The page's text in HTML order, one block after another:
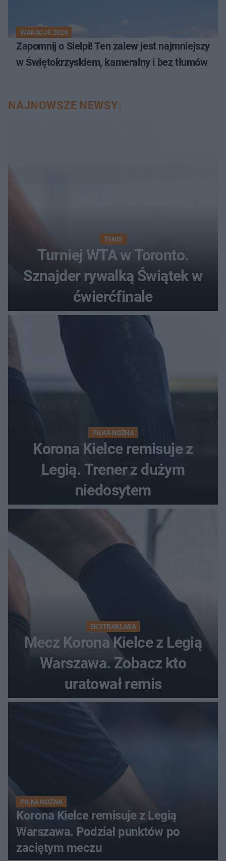
WAKACJE 2026
Zapomnij o Sielpi! Ten zalew jest najmniejszy
w Świętokrzyskiem, kameralny i bez tłumów
NAJNOWSZE NEWSY:
TENIS
Turniej WTA w Toronto.
Sznajder rywalką Świątek w
ćwierćfinale
PIŁKA NOŻNA
Korona Kielce remisuje z
Legią. Trener z dużym
niedosytem
EKSTRAKLASA
Mecz Korona Kielce z Legią
Warszawa. Zobacz kto
uratował remis
PIŁKA NOŻNA
Korona Kielce remisuje z Legią
Warszawa. Podział punktów po
zaciętym meczu